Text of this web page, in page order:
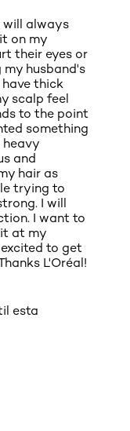
will always
on my
their eyes or
my husband's
have thick
scalp feel
to the point
something
heavy
and
hair as
trying to
I will
I want to
at my
to get
L'Oréal!
esta